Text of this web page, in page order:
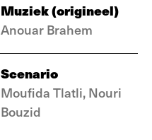
Muziek (origineel)
Anouar Brahem
Scenario
Moufida Tlatli, Nouri
Bouzid